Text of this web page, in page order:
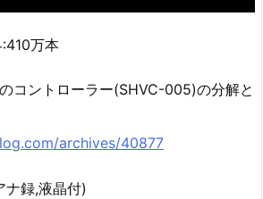
万本
コントローラー(SHVC-005)の分解と
archives/40877
ナ録,液晶付)